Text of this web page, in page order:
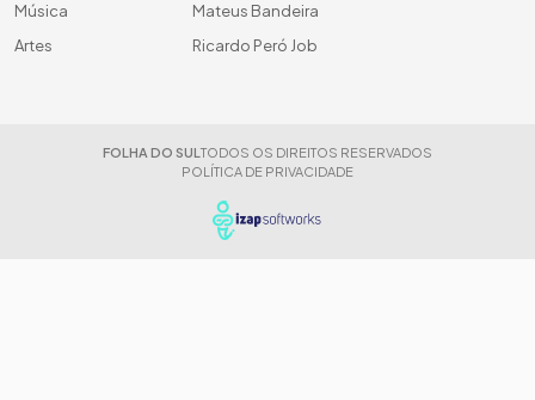
Música
Artes
Mateus Bandeira
Ricardo Peró Job
FOLHA DO SUL TODOS OS DIREITOS RESERVADOS
POLÍTICA DE PRIVACIDADE